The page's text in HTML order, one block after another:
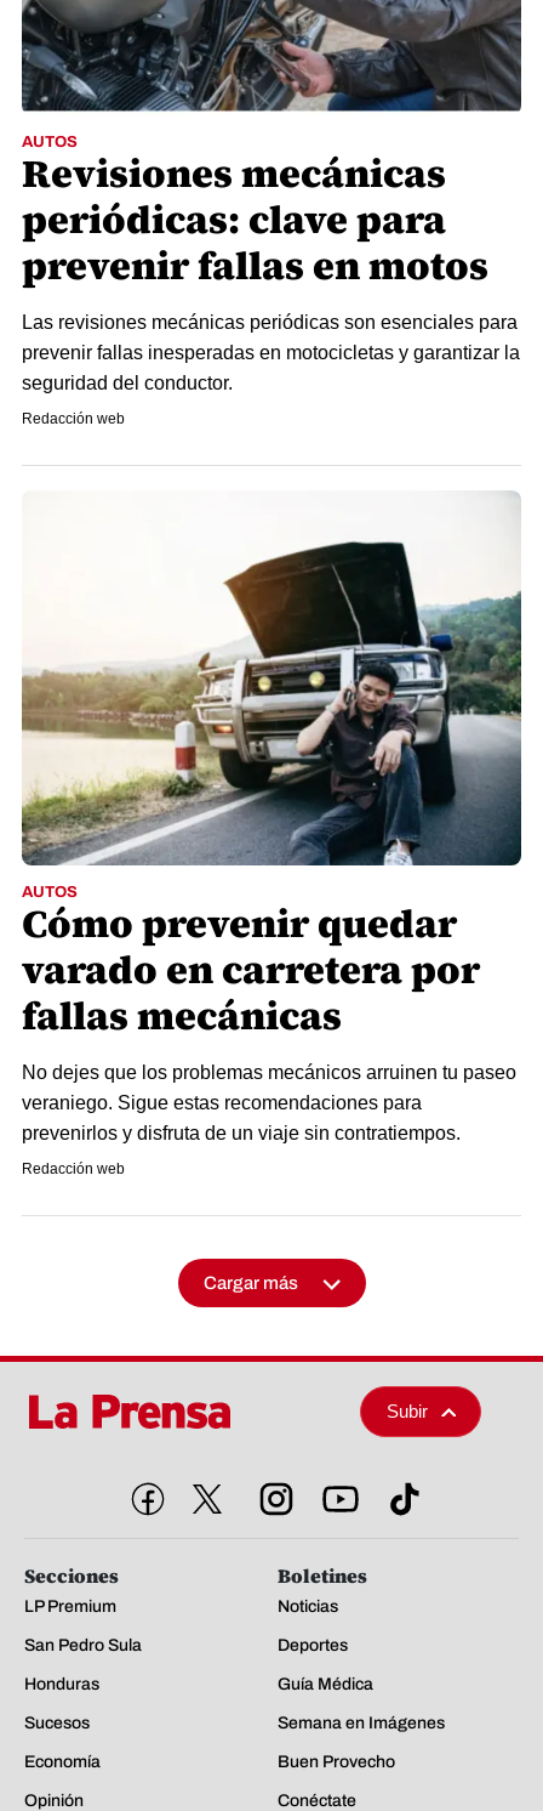
AUTOS
Revisiones mecánicas
periódicas: clave para
prevenir fallas en motos
Las revisiones mecánicas periódicas son esenciales para
prevenir fallas inesperadas en motocicletas y garantizar la
seguridad del conductor.
Redacción web
AUTOS
Cómo prevenir quedar
varado en carretera por
fallas mecánicas
No dejes que los problemas mecánicos arruinen tu paseo
veraniego. Sigue estas recomendaciones para
prevenirlos y disfruta de un viaje sin contratiempos.
Redacción web
Cargar más
Subir
Secciones
LP Premium
San Pedro Sula
Honduras
Sucesos
Economía
Opinión
Boletines
Noticias
Deportes
Guía Médica
Semana en Imágenes
Buen Provecho
Conéctate